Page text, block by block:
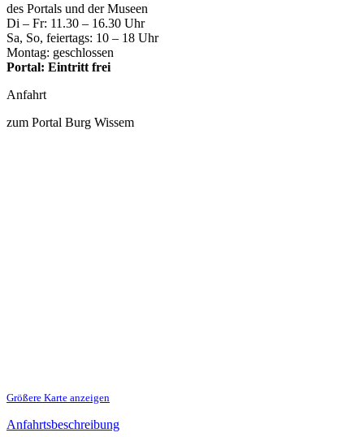
des Portals und der Museen
Di – Fr: 11.30 – 16.30 Uhr
Sa, So, feiertags: 10 – 18 Uhr
Montag: geschlossen
Portal: Eintritt frei
Anfahrt
zum Portal Burg Wissem
Größere Karte anzeigen
Anfahrtsbeschreibung